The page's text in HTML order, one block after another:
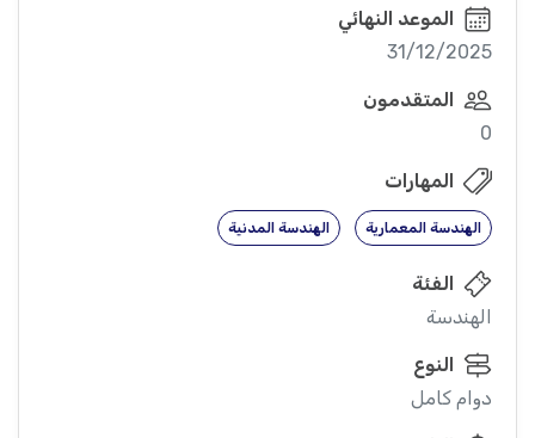
الموعد النهائي
31/12/2025
المتقدمون
0
المهارات
الهندسة المعمارية الهندسة المدنية
الفئة
الهندسة
النوع
دوام كامل